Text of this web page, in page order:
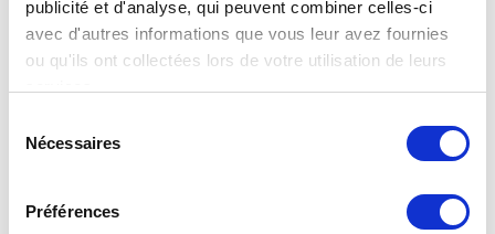
publicité et d'analyse, qui peuvent combiner celles-ci
avec d'autres informations que vous leur avez fournies
ou qu'ils ont collectées lors de votre utilisation de leurs
Nécessaires
Préférences